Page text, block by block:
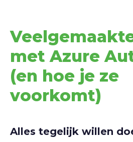
met Azure
(en hoe je ze
voorkomt)
Alles tegelijk willen